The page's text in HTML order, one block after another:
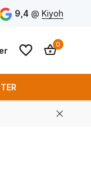
9,4 @ Kiyoh
0